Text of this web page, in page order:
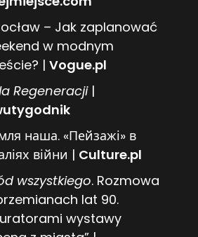
– Jak zaplanować
w modnym
| Vogue.pl
a Regeneracji |
наша. «Пейзажі» в
війни | Culture.pl
wszystkiego. Rozmowa
lat 90.
wystawy